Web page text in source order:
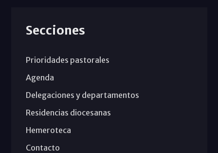
Secciones
Prioridades pastorales
Agenda
Delegaciones y departamentos
Residencias diocesanas
Hemeroteca
Contacto